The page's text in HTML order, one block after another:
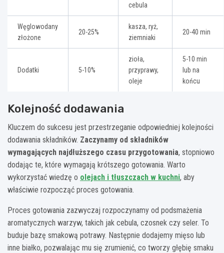
cebula
Węglowodany
złożone
20-25%
kasza, ryż,
ziemniaki
20-40 min
Dodatki 5-10%
zioła,
przyprawy,
oleje
5-10 min
lub na
końcu
Kolejność dodawania
Kluczem do sukcesu jest przestrzeganie odpowiedniej kolejności
dodawania składników. Zaczynamy od składników
wymagających najdłuższego czasu przygotowania, stopniowo
dodając te, które wymagają krótszego gotowania. Warto
wykorzystać wiedzę o olejach i tłuszczach w kuchni, aby
właściwie rozpocząć proces gotowania.
Proces gotowania zazwyczaj rozpoczynamy od podsmażenia
aromatycznych warzyw, takich jak cebula, czosnek czy seler. To
buduje bazę smakową potrawy. Następnie dodajemy mięso lub
inne białko, pozwalając mu się zrumienić, co tworzy głębię smaku